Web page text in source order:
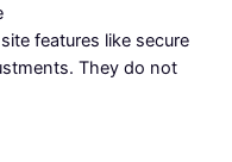
features like secure
They do not